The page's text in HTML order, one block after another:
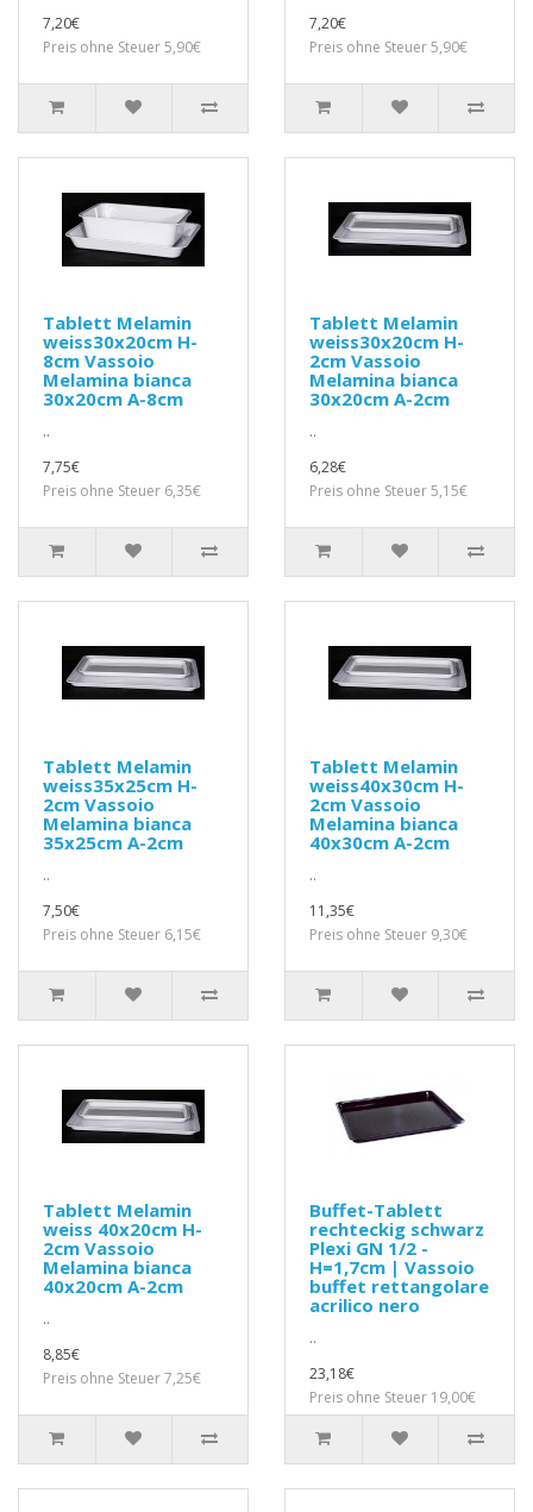
7,20€
Preis ohne Steuer 5,90€
7,20€
Preis ohne Steuer 5,90€
Tablett Melamin
weiss30x20cm H-
8cm Vassoio
Melamina bianca
30x20cm A-8cm
..
7,75€
Preis ohne Steuer 6,35€
Tablett Melamin
weiss30x20cm H-
2cm Vassoio
Melamina bianca
30x20cm A-2cm
..
6,28€
Preis ohne Steuer 5,15€
Tablett Melamin
weiss35x25cm H-
2cm Vassoio
Melamina bianca
35x25cm A-2cm
..
7,50€
Preis ohne Steuer 6,15€
Tablett Melamin
weiss40x30cm H-
2cm Vassoio
Melamina bianca
40x30cm A-2cm
..
11,35€
Preis ohne Steuer 9,30€
Tablett Melamin
weiss 40x20cm H-
2cm Vassoio
Melamina bianca
40x20cm A-2cm
..
8,85€
Preis ohne Steuer 7,25€
Buffet-Tablett
rechteckig schwarz
Plexi GN 1/2 -
H=1,7cm | Vassoio
buffet rettangolare
acrilico nero
..
23,18€
Preis ohne Steuer 19,00€